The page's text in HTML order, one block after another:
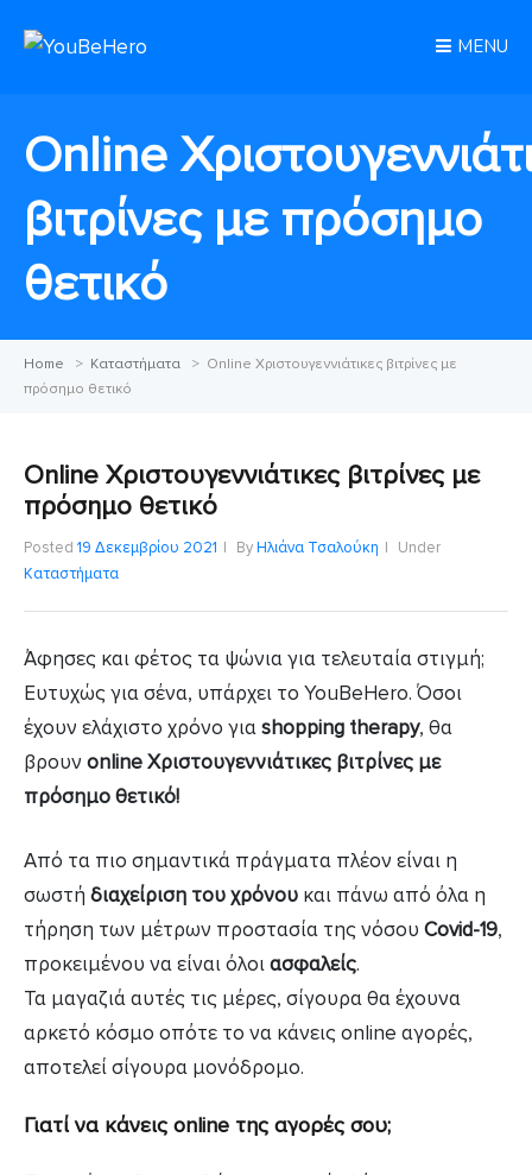
MENU
Online
βιτρίνες με πρόσημο
θετικό
Home > Καταστήματα > Online Χριστουγεννιάτικες βιτρίνες με
πρόσημο θετικό
Online Χριστουγεννιάτικες βιτρίνες με
πρόσημο θετικό
Posted 19 Δεκεμβρίου 2021 ByΗλιάνα Τσαλούκη
Under
Καταστήματα
Άφησες και φέτος τα ψώνια για τελευταία στιγμή;
Ευτυχώς για σένα, υπάρχει το YouBeHero. Όσοι
έχουν ελάχιστο χρόνο γιαshopping therapy, θα
βρουν οnline Χριστουγεννιάτικες βιτρίνες με
πρόσημο θετικό!
Από τα πιο σημαντικά πράγματα πλέον είναι η
σωστή διαχείριση του χρόνου και πάνω από όλα η
τήρηση των μέτρων προστασία της νόσου Covid-19,
προκειμένου να είναι όλοιασφαλείς.
Τα μαγαζιά αυτές τις μέρες, σίγουρα θα έχουνα
αρκετό κόσμο οπότε το να κάνεις online αγορές,
αποτελεί σίγουρα μονόδρομο.
Γιατί να κάνεις online της αγορές σου;